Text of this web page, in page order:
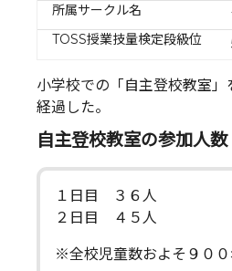
所属サークル名
TOSS授業技量検定段級位
小学校での「自主登校教室
経過した。
自主登校教室の参加人数
１日目 ３６人
２日目 ４５人
※全校児童数およそ９０